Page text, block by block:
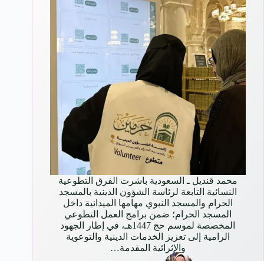
محمد قنديل ـ السعودية ‏‎باشرت الفرق التطوعية
النسائية التابعة لرئاسة الشؤون الدينية بالمسجد
الحرام والمسجد النبوي مهامها الميدانية داخل
المسجد الحرام؛ ضمن برامج العمل التطوعي
المخصصة لموسم حج 1447هـ، في إطار الجهود
الرامية إلى تعزيز الخدمات الدينية والتوعوية
والإثرائية المقدمة…